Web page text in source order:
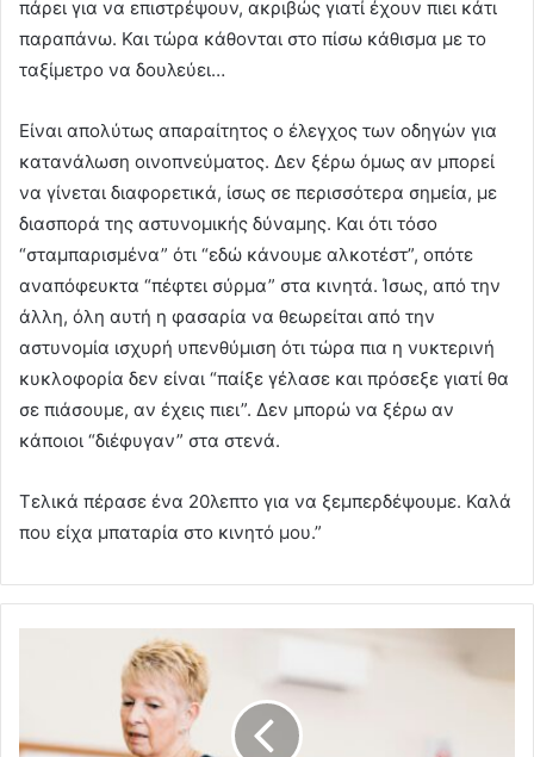
πάρει για να επιστρέψουν, ακριβώς γιατί έχουν πιει κάτι
παραπάνω. Και τώρα κάθονται στο πίσω κάθισμα με το
ταξίμετρο να δουλεύει…
Είναι απολύτως απαραίτητος ο έλεγχος των οδηγών για
κατανάλωση οινοπνεύματος. Δεν ξέρω όμως αν μπορεί
να γίνεται διαφορετικά, ίσως σε περισσότερα σημεία, με
διασπορά της αστυνομικής δύναμης. Και ότι τόσο
“σταμπαρισμένα” ότι “εδώ κάνουμε αλκοτέστ”, οπότε
αναπόφευκτα “πέφτει σύρμα” στα κινητά. Ίσως, από την
άλλη, όλη αυτή η φασαρία να θεωρείται από την
αστυνομία ισχυρή υπενθύμιση ότι τώρα πια η νυκτερινή
κυκλοφορία δεν είναι “παίξε γέλασε και πρόσεξε γιατί θα
σε πιάσουμε, αν έχεις πιει”. Δεν μπορώ να ξέρω αν
κάποιοι “διέφυγαν” στα στενά.
Τελικά πέρασε ένα 20λεπτο για να ξεμπερδέψουμε. Καλά
που είχα μπαταρία στο κινητό μου.”